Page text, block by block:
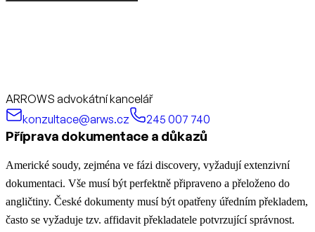
ARROWS advokátní kancelář
konzultace@arws.cz
245 007 740
Příprava dokumentace a důkazů
Americké soudy, zejména ve fázi discovery, vyžadují extenzivní
dokumentaci. Vše musí být perfektně připraveno a přeloženo do
angličtiny. České dokumenty musí být opatřeny úředním překladem,
často se vyžaduje tzv. affidavit překladatele potvrzující správnost.